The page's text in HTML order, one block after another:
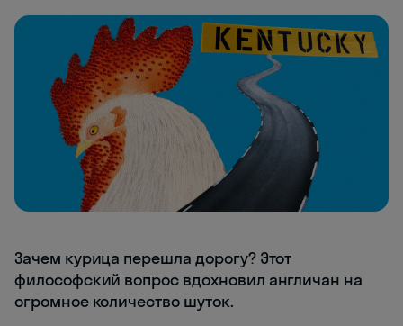
Зачем курица перешла дорогу? Этот
философский вопрос вдохновил англичан на
огромное количество шуток.